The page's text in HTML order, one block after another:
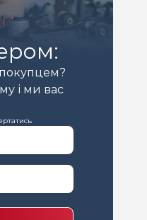
і ми вас